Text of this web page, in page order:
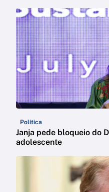
Política
Janja pede bloqueio do
adolescente